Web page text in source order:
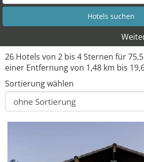
26 Hotels von 2 bis 4 Sternen für
einer Entfernung von 1,48 km bis
Sortierung wählen